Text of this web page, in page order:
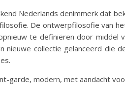
Nederlands denimmerk dat
De ontwerpfilosofie van
te definiëren door middel
nieuwe collectie gelanceerd die
garde, modern, met aandacht